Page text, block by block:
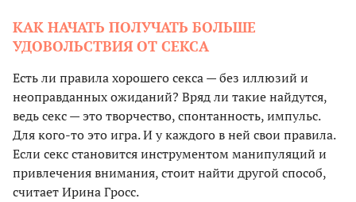
КАК НАЧАТЬ ПОЛУЧАТЬ БОЛЬШЕ
УДОВОЛЬСТВИЯ ОТ СЕКСА
Есть ли правила хорошего секса — без иллюзий и
неоправданных ожиданий? Вряд ли такие найдутся,
ведь секс — это творчество, спонтанность, импульс.
Для кого-то это игра. И у каждого в ней свои правила.
Если секс становится инструментом манипуляций и
привлечения внимания, стоит найти другой способ,
считает Ирина Гросс.